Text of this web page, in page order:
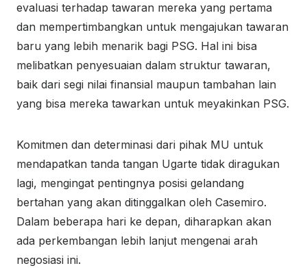
evaluasi terhadap tawaran mereka yang pertama
dan mempertimbangkan untuk mengajukan tawaran
baru yang lebih menarik bagi PSG. Hal ini bisa
melibatkan penyesuaian dalam struktur tawaran,
baik dari segi nilai finansial maupun tambahan lain
yang bisa mereka tawarkan untuk meyakinkan PSG.
Komitmen dan determinasi dari pihak MU untuk
mendapatkan tanda tangan Ugarte tidak diragukan
lagi, mengingat pentingnya posisi gelandang
bertahan yang akan ditinggalkan oleh Casemiro.
Dalam beberapa hari ke depan, diharapkan akan
ada perkembangan lebih lanjut mengenai arah
negosiasi ini.